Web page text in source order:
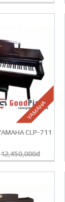
YAMAHA
CLP-711
12,450,000đ